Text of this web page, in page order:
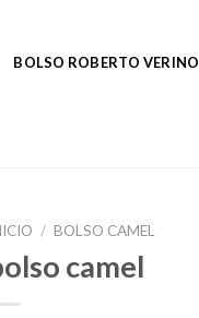
BOLSO ROBERTO VERINO
/ BOLSO CAMEL
camel